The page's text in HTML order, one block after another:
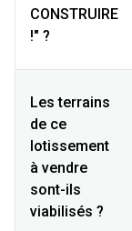
CONSTRUIRE
!" ?
Les terrains
de ce
lotissement
à vendre
sont-ils
viabilisés ?